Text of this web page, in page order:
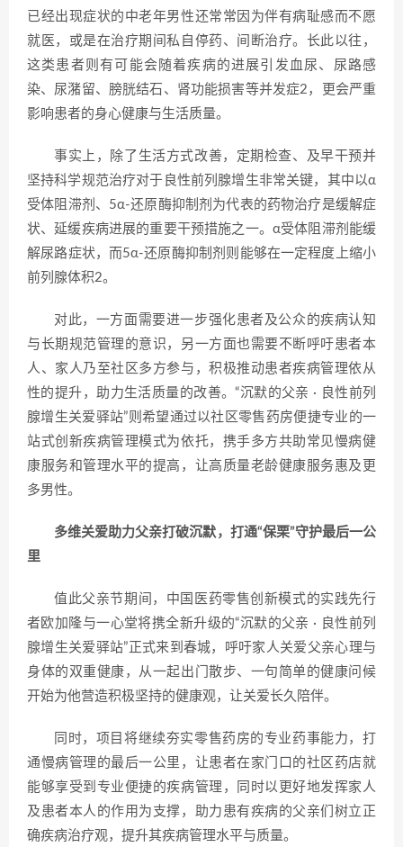
已经出现症状的中老年男性还常常因为伴有病耻感而不愿
就医，或是在治疗期间私自停药、间断治疗。长此以往，
这类患者则有可能会随着疾病的进展引发血尿、尿路感
染、尿潴留、膀胱结石、肾功能损害等并发症2，更会严重
影响患者的身心健康与生活质量。
事实上，除了生活方式改善，定期检查、及早干预并
坚持科学规范治疗对于良性前列腺增生非常关键，其中以α
受体阻滞剂、5α-还原酶抑制剂为代表的药物治疗是缓解症
状、延缓疾病进展的重要干预措施之一。α受体阻滞剂能缓
解尿路症状，而5α-还原酶抑制剂则能够在一定程度上缩小
前列腺体积2。
对此，一方面需要进一步强化患者及公众的疾病认知
与长期规范管理的意识，另一方面也需要不断呼吁患者本
人、家人乃至社区多方参与，积极推动患者疾病管理依从
性的提升，助力生活质量的改善。“沉默的父亲 · 良性前列
腺增生关爱驿站”则希望通过以社区零售药房便捷专业的一
站式创新疾病管理模式为依托，携手多方共助常见慢病健
康服务和管理水平的提高，让高质量老龄健康服务惠及更
多男性。
多维关爱助力父亲打破沉默，打通“保栗”守护最后一公
里
值此父亲节期间，中国医药零售创新模式的实践先行
者欧加隆与一心堂将携全新升级的“沉默的父亲 · 良性前列
腺增生关爱驿站”正式来到春城，呼吁家人关爱父亲心理与
身体的双重健康，从一起出门散步、一句简单的健康问候
开始为他营造积极坚持的健康观，让关爱长久陪伴。
同时，项目将继续夯实零售药房的专业药事能力，打
通慢病管理的最后一公里，让患者在家门口的社区药店就
能够享受到专业便捷的疾病管理，同时以更好地发挥家人
及患者本人的作用为支撑，助力患有疾病的父亲们树立正
确疾病治疗观，提升其疾病管理水平与质量。